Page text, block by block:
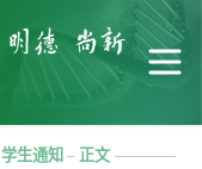
学生通知 正文